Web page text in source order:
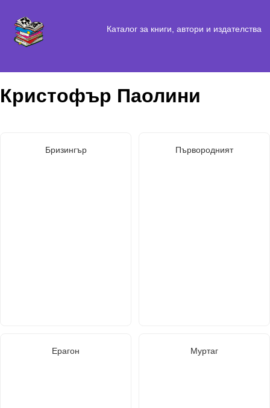
Каталог за книги, автори и издателства
Кристофър Паолини
Бризингър Първородният
Ерагон Муртаг